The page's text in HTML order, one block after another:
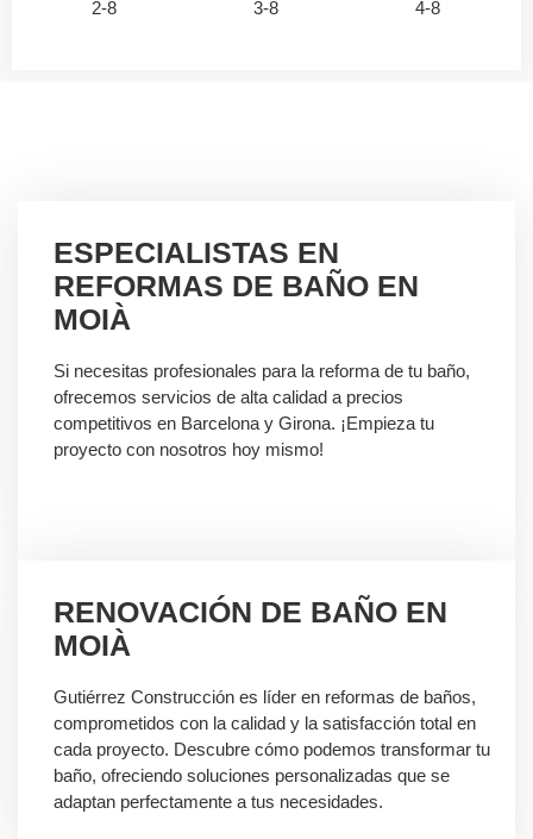
ESPECIALISTAS EN
REFORMAS DE BAÑO EN
MOIÀ
Si necesitas profesionales para la reforma de tu baño,
ofrecemos servicios de alta calidad a precios
competitivos en Barcelona y Girona. ¡Empieza tu
proyecto con nosotros hoy mismo!
RENOVACIÓN DE BAÑO EN
MOIÀ
Gutiérrez Construcción es líder en reformas de baños,
comprometidos con la calidad y la satisfacción total en
cada proyecto. Descubre cómo podemos transformar tu
baño, ofreciendo soluciones personalizadas que se
adaptan perfectamente a tus necesidades.